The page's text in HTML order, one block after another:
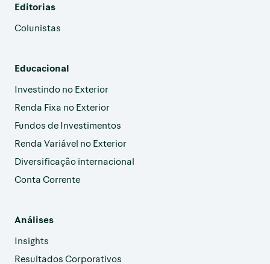
Editorias
Colunistas
Educacional
Investindo no Exterior
Renda Fixa no Exterior
Fundos de Investimentos
Renda Variável no Exterior
Diversificação internacional
Conta Corrente
Análises
Insights
Resultados Corporativos